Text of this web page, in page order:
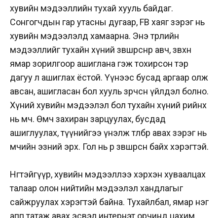
хувийн мэдээллийн тухай хууль байдаг.
Сонгогчдын гар утасны дугаар, FB хаяг зэрэг нь
хувийн мэдээлэлд хамаарна. Энэ төрлийн
мэдээллийг тухайн хүний зөвшөөрснөөр авч, зөвхөн
ямар зорилгоор ашиглана гэж тохирсон тэр
дагуу л ашиглах ёстой. Үүнээс бусад аргаар олж
авсан, ашигласан бол хууль зөрчсөн үйлдэл болно.
Хүний хувийн мэдээлэл бол тухайн хүний өөрийнх
нь өмч. Өмчөө захиран зарцуулах, бусдад
ашиглуулах, түүнийгээ үнэлж төлбөр авах зэрэг нь
өмчийн эзний эрх. Гол нь өөрөө зөвшөөрсөн байх хэрэгтэй.
Нөгөөтэйгүүр, хувийн мэдээллээ хэрхэн хуваалцах
талаар олон нийтийн мэдээлэл хандлагыг
сайжруулах хэрэгтэй байна. Тухайлбал, ямар нэг